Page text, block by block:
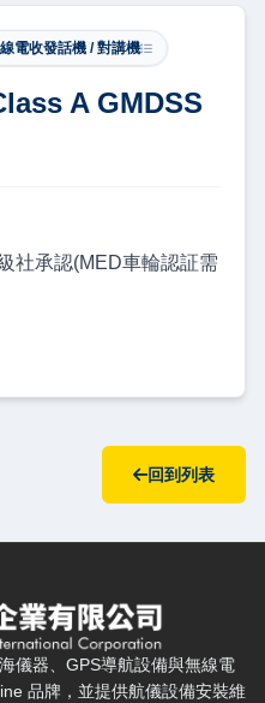
電收發話機 / 對講機
A GMDSS
社承認(MED車輪認証需
回到列表
主導覽與聯絡方式
儀器、GPS導航設備與無線電
品牌，並提供航儀設備安裝維